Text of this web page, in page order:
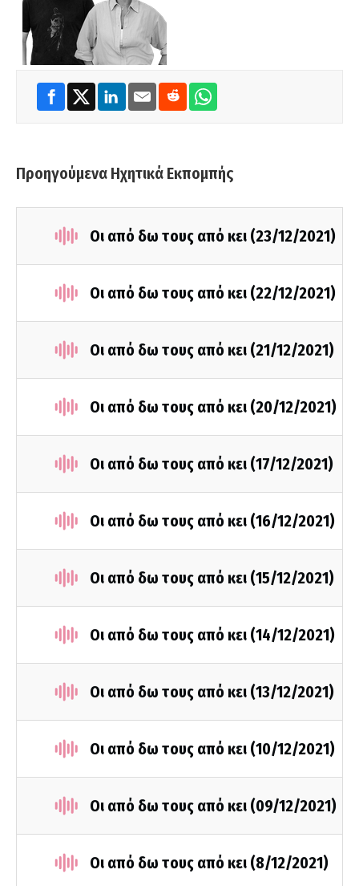
Προηγούμενα Ηχητικά Εκπομπής
Οι από δω τους από κει (23/12/2021)
Οι από δω τους από κει (22/12/2021)
Οι από δω τους από κει (21/12/2021)
Οι από δω τους από κει (20/12/2021)
Οι από δω τους από κει (17/12/2021)
Οι από δω τους από κει (16/12/2021)
Οι από δω τους από κει (15/12/2021)
Οι από δω τους από κει (14/12/2021)
Οι από δω τους από κει (13/12/2021)
Οι από δω τους από κει (10/12/2021)
Οι από δω τους από κει (09/12/2021)
Οι από δω τους από κει (8/12/2021)